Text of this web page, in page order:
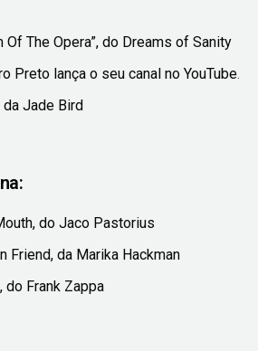
Of The Opera”, do Dreams of Sanity
Preto lança o seu canal no YouTube.
Jade Bird
do Jaco Pastorius
Friend, da Marika Hackman
do Frank Zappa